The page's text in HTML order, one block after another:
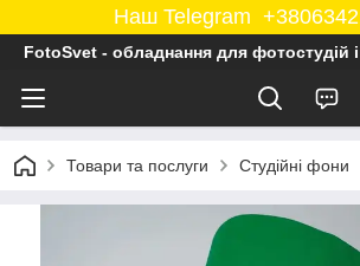
Наш Telegram
FotoSvet - обладнання для фотостудій і
Товари та послуги Студійні фони